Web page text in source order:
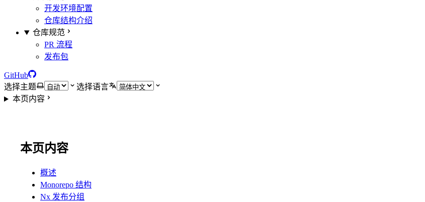
开发环境配置
仓库结构介绍
仓库规范
PR 流程
发布包
GitHub
选择主题
选择语言
本页内容
本页内容
概述
Monorepo 结构
Nx 发布分组